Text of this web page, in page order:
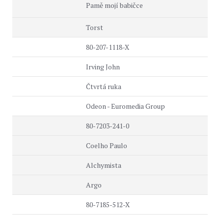
Pamě mojí babičce
Torst
80-207-1118-X
Irving John
Čtvrtá ruka
Odeon - Euromedia Group
80-7203-241-0
Coelho Paulo
Alchymista
Argo
80-7185-512-X